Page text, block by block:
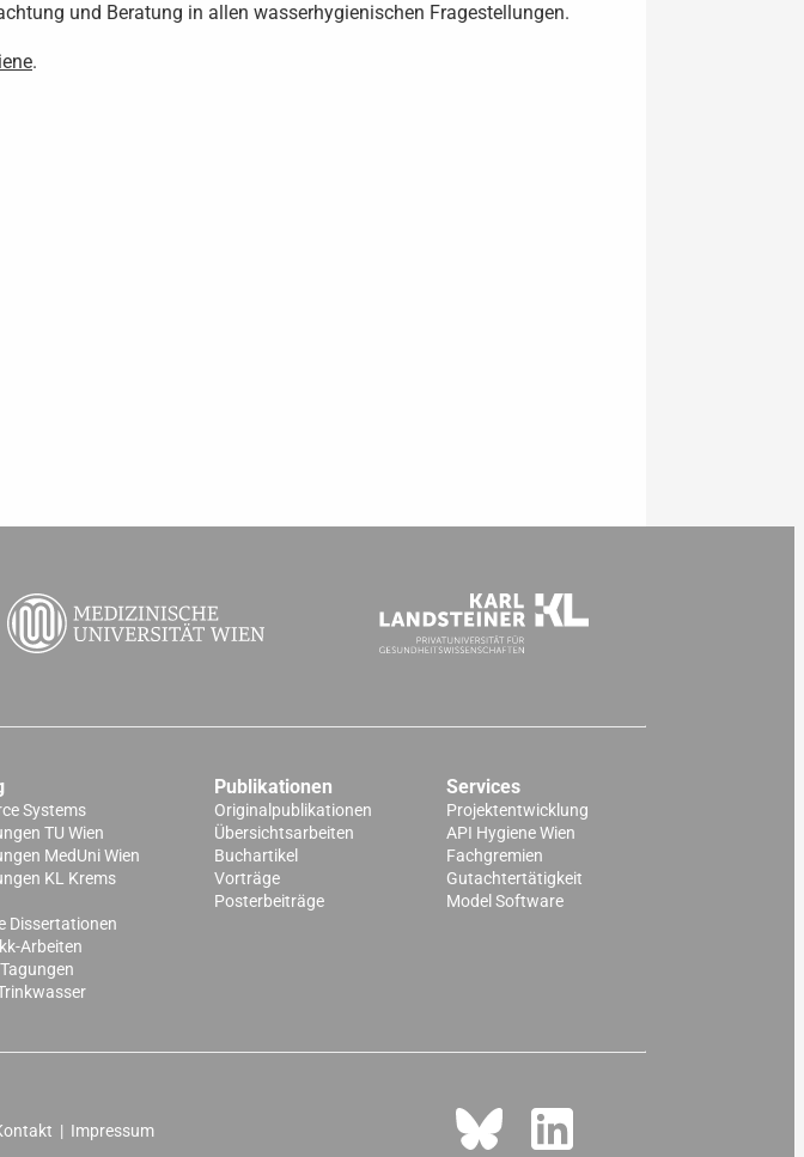
und Beratung in allen wasserhygienischen Fragestellungen.
.
Systems
TU Wien
MedUni Wien
KL Krems
Dissertationen
Arbeiten
Publikationen
Originalpublikationen
Übersichtsarbeiten
Buchartikel
Vorträge
Posterbeiträge
Services
Projektentwicklung
API Hygiene Wien
Fachgremien
Gutachtertätigkeit
Model Software
| Impressum